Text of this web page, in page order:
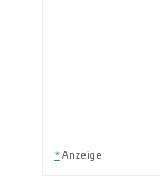
* Anzeige